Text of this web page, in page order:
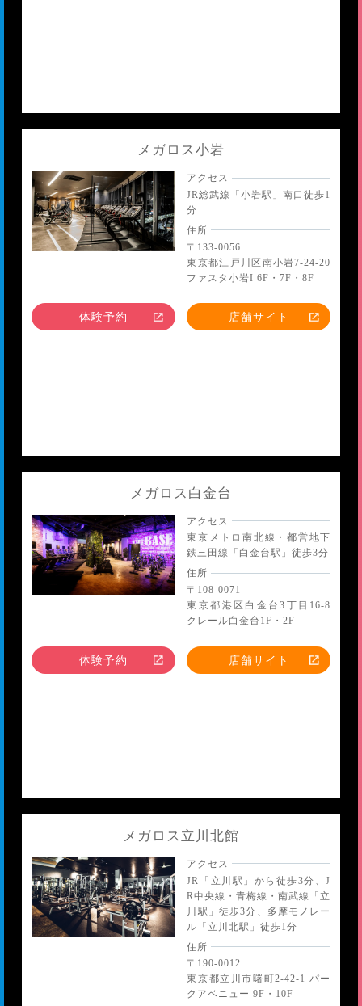
メガロス小岩
アクセス
JR総武線「小岩駅」南口徒歩1
分
住所
〒133-0056
東京都江戸川区南小岩7-24-20
ファスタ小岩I 6F・7F・8F
体験予約 店舗サイト
メガロス白金台
アクセス
東京メトロ南北線・都営地下
鉄三田線「白金台駅」徒歩3分
住所
〒108-0071
東京都港区白金台3丁目16-8
クレール白金台1F・2F
体験予約 店舗サイト
メガロス立川北館
アクセス
JR「立川駅」から徒歩3分、J
R中央線・青梅線・南武線「立
川駅」徒歩3分、多摩モノレー
ル「立川北駅」徒歩1分
住所
〒190-0012
東京都立川市曙町2-42-1 パー
クアベニュー 9F・10F